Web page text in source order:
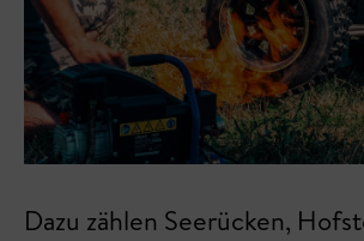
Dazu zählen Seerücken,